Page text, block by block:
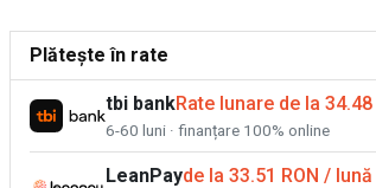
Plătește în rate
tbi bankRate lunare de la 34.48
6-60 luni · finanțare 100% online
LeanPayde la 33.51 RON / lună